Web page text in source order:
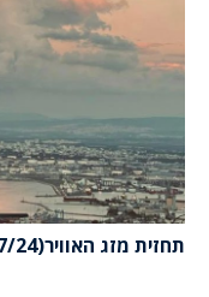
תחזית מזג האוויר(19/07/24):חם מהרגיל לעונה